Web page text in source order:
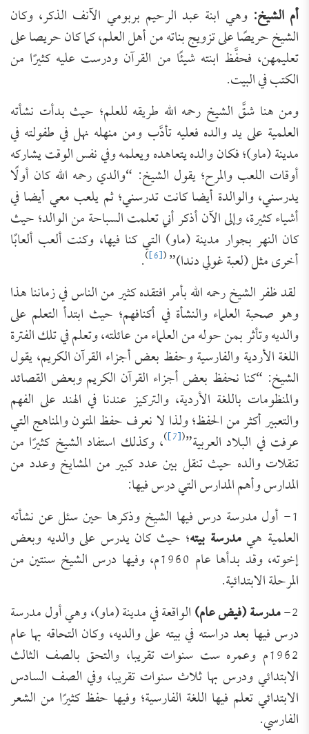
أم الشيخ:وهي ابنة عبد الرحيم بربومي الآنف الذكر، وكان
الشيخ حريصًا على تزويج بناته من أهل العلم، كما كان حريصا على
تعليمهن، فحفَّظ ابنته شيئًا من القرآن ودرست عليه كثيرًا من
الكتب في البيت.
ومن هنا شقَّ الشيخ رحمه الله طريقه للعلم؛ حيث بدأت نشأته
العلمية على يد والده فعليه تأدَّب ومن منهله نهل في طفولته في
مدينة (ماو)؛ فكان والده يتعاهده ويعلمه وفي نفس الوقت يشاركه
أوقات اللعب والمرح؛ يقول الشيخ: “والدي رحمه الله كان أولًا
يدرسني، والوالدة أيضا كانت تدرسني؛ ثم يلعب معي أيضا في
أشياء كثيرة، وإلى الآن أذكر أني تعلمت السباحة من الوالد؛ حيث
كان النهر بجوار مدينة (ماو) التي كنا فيها، وكنت ألعب ألعابًا
أخرى مثل (لعبة غولي دندا)”(
[6]
)
.
لقد ظفر الشيخ رحمه الله بأمر افتقده كثير من الناس في زماننا هذا
وهو صحبة العلماء والنشأة في أكنافهم؛ حيث ابتدأ التعلم على
والديه وتأثر بمن حوله من العلماء من عائلته، وتعلم في تلك الفترة
اللغة الأردية والفارسية وحفظ بعض أجزاء القرآن الكريم، يقول
الشيخ: “كنا نحفظ بعض أجزاء القرآن الكريم وبعض القصائد
والمنظومات باللغة الأردية، والتركيز عندنا في الهند على الفهم
والتعبير أكثر من الحفظ؛ ولذا لا نعرف حفظ المتون والمناهج التي
عرفت في البلاد العربية”(
[7]
)، وكذلك استفاد الشيخ كثيرًا من
تنقلات والده حيث تنقل بين عدد كبير من المشايخ وعدد من
المدارس وأهم المدارس التي درس فيها:
1- أول مدرسة درس فيها الشيخ وذكرها حين سئل عن نشأته
العلمية هيمدرسة بيته؛ حيث كان يدرس على والديه وبعض
إخوته، وقد بدأها عام 1960م، وفيها درس الشيخ سنتين من
المرحلة الابتدائية.
2- مدرسة (فيض عام)الواقعة في مدينة (ماو)، وهي أول مدرسة
درس فيها بعد دراسته في بيته على والديه، وكان التحاقه بها عام
1962م وعمره ست سنوات تقريبا، والتحق بالصف الثالث
الابتدائي ودرس بها ثلاث سنوات تقريبا، وفي الصف السادس
الابتدائي تعلم فيها اللغة الفارسية؛ وفيها حفظ كثيرًا من الشعر
الفارسي.